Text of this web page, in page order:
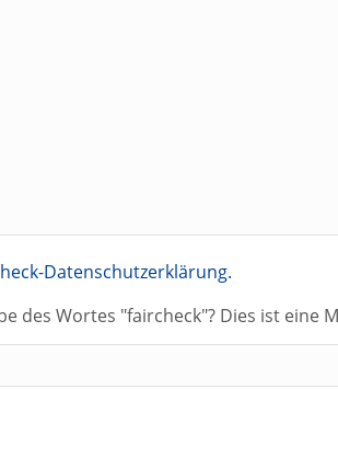
Datenschutzerklärung.
des Wortes "faircheck"? Dies ist eine